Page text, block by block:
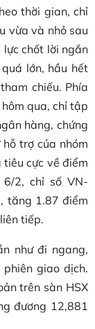
thời gian, chỉ
vừa và nhỏ sau
chốt lời ngắn
lớn, hầu hết
chiếu. Phía
qua, chỉ tập
hàng, chứng
trợ của nhóm
cực về điểm
2, chỉ số VN-
tăng 1.87 điểm
tiếp.
như đi ngang,
giao dịch.
trên sàn HSX
đương 12,881